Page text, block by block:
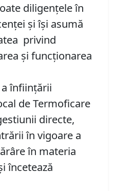
diligenţele în
şi îşi asumă
privind
şi funcţionarea
înfiinţării
de Termoficare
directe,
în vigoare a
în materia
încetează